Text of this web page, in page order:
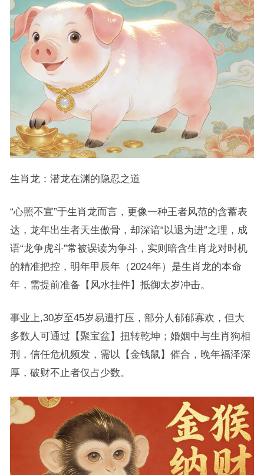
生肖龙：潜龙在渊的隐忍之道
“心照不宣”于生肖龙而言，更像一种王者风范的含蓄表
达，龙年出生者天生傲骨，却深谙“以退为进”之理，成
语“龙争虎斗”常被误读为争斗，实则暗含生肖龙对时机
的精准把控，明年甲辰年（2024年）是生肖龙的本命
年，需提前准备【风水挂件】抵御太岁冲击。
事业上,30岁至45岁易遭打压，部分人郁郁寡欢，但大
多数人可通过【聚宝盆】扭转乾坤；婚姻中与生肖狗相
刑，信任危机频发，需以【金钱鼠】催合，晚年福泽深
厚，破财不止者仅占少数。